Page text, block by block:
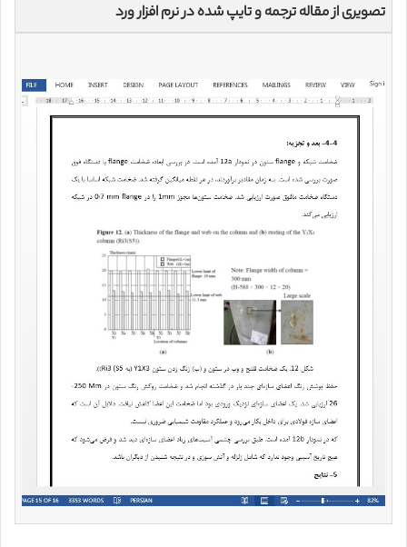
تصویری از مقاله ترجمه و تایپ شده در نرم افزار ورد